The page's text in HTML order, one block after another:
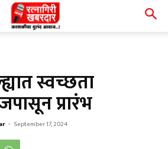
स्वच्छता
प्रारंभ
- September 17, 2024